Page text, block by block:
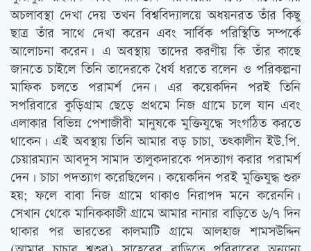
অচলাবস্থা দেখা দেয় তখন বিশ্ববিদ্যালয়ে অধয়নরত তাঁর কিছু
ছাত্র তাঁর সাথে দেখা করেন এবং সার্বিক পরিস্থিতি সম্পর্কে
আলোচনা করেন। এ অবস্থায় তাদের করণীয় কি তাঁর কাছে
জানতে চাইলে তিনি তাদেরকে ধৈর্য ধরতে বলেন ও পরিকল্পনা
মাফিক চলতে পরামর্শ দেন। এর কয়েকদিন পরই তিনি
সপরিবারে কুড়িগ্রাম ছেড়ে প্রথমে নিজ গ্রামে চলে যান এবং
এলাকার বিভিন্ন পেশাজীবী মানুষকে মুক্তিযুদ্ধে সংগঠিত করতে
থাকেন। এই অবস্থায় তিনি আমার বড় চাচা, তৎকালীন ইউ.পি.
চেয়ারম্যান আবদুস সামাদ তালুকদারকে পদত্যাগ করার পরামর্শ
দেন। চাচা পদত্যাগ করেছিলেন। কয়েকদিন পরই মুক্তিযুদ্ধ শুরু
হয়; ফলে বাবা নিজ গ্রামে থাকাও নিরাপদ মনে করেননি।
সেখান থেকে মানিককাজী গ্রামে আমার নানার বাড়িতে ৬/৭ দিন
থাকার পর ভারতের কালমাটি গ্রামে আলহাজ শামসউদ্দিন